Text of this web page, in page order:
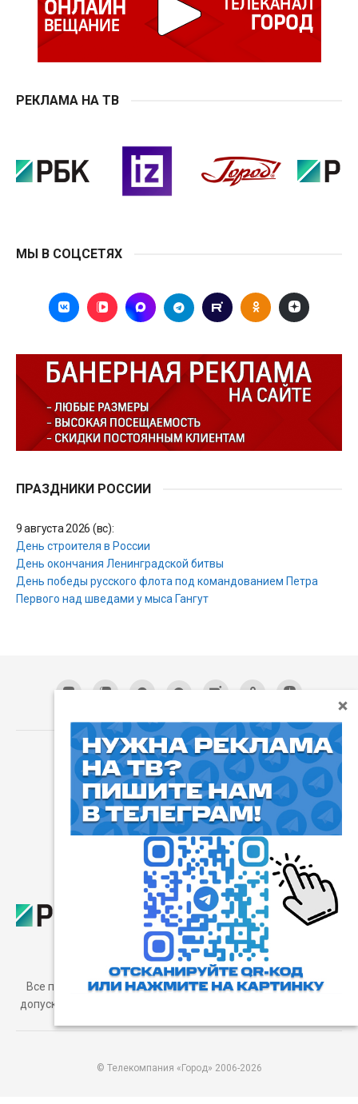
РЕКЛАМА НА ТВ
МЫ В СОЦСЕТЯХ
ПРАЗДНИКИ РОССИИ
9 августа 2026 (вс):
День строителя в России
День окончания Ленинградской битвы
День победы русского флота под командованием Петра
Первого над шведами у мыса Гангут
Пользовательское соглашение
Все права защищены. Любое использование материалов
допускается только с согласия редакции, а также с ссылкой
© Телекомпания «Город» 2006-2026